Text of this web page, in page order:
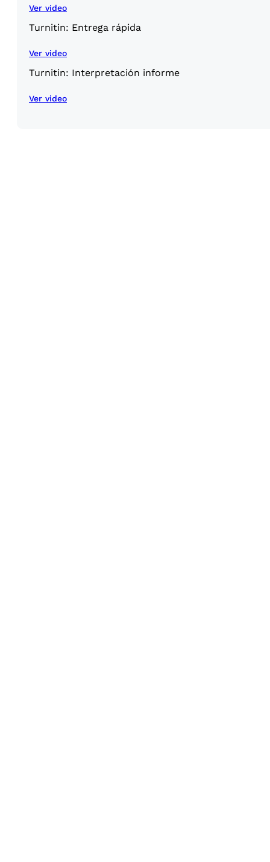
Ver video
Turnitin: Entrega rápida
Ver video
Turnitin: Interpretación informe
Ver video